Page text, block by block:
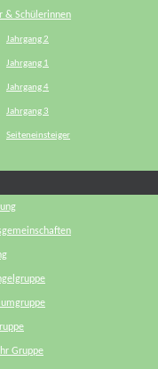
& Schülerinnen
Jahrgang 2
Jahrgang 1
Jahrgang 4
Jahrgang 3
Seiteneinsteiger
Gruppe